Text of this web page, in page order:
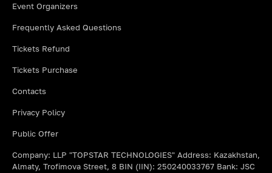
Event Organizers
Frequently Asked Questions
Tickets Refund
Tickets Purchase
Contacts
Privacy Policy
Public Offer
Company: LLP "TOPSTAR TECHNOLOGIES" Address: Kazakhstan,
Almaty, Trofimova Street, 8 BIN (IIN): 250240033767 Bank: JSC